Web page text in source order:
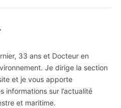
33 ans et Docteur en
Je dirige la section
et je vous apporte
informations sur l’actualité
et maritime.